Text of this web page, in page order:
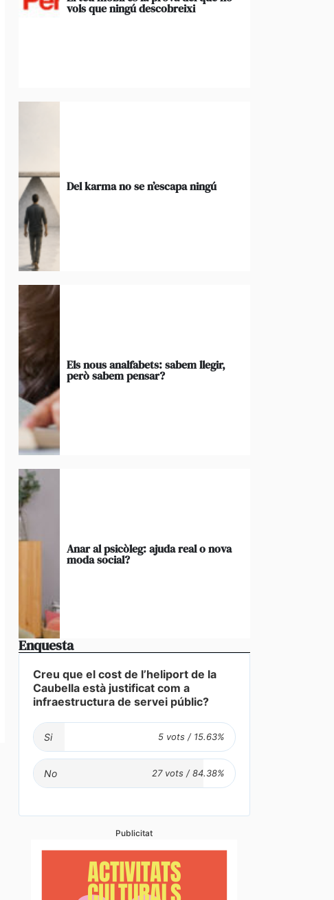
vols que ningú descobreixi
Del karma no se n’escapa ningú
Els nous analfabets: sabem llegir,
però sabem pensar?
Anar al psicòleg: ajuda real o nova
moda social?
Enquesta
Creu que el cost de l’heliport de la
Caubella està justificat com a
infraestructura de servei públic?
Si
No
Publicitat